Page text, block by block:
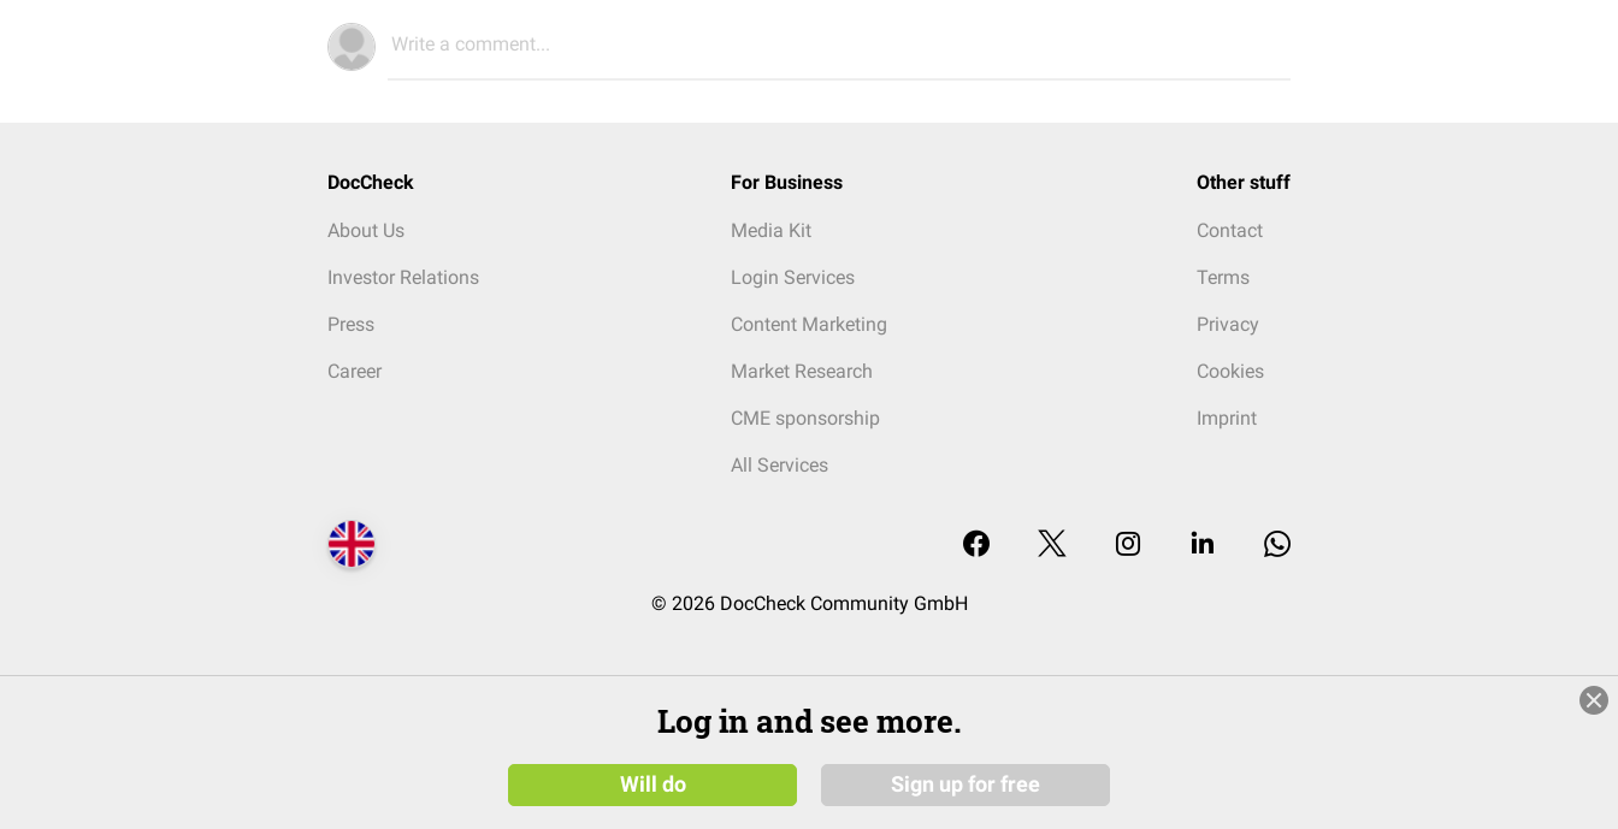
Write a comment...
DocCheck
About Us
Investor Relations
Press
Career
For Business
Media Kit
Login Services
Content Marketing
Market Research
CME sponsorship
All Services
Other stuff
Contact
Terms
Privacy
Cookies
Imprint
© 2026 DocCheck Community GmbH
Log in and see more.
Will do Sign up for free